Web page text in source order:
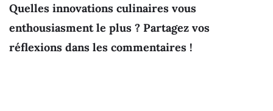
Quelles innovations culinaires vous
enthousiasment le plus ? Partagez vos
réflexions dans les commentaires !